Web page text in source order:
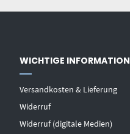
WICHTIGE INFORMATION
Versandkosten & Lieferung
Widerruf
Widerruf (digitale Medien)